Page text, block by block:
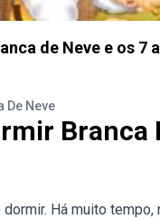
de Neve e os 7
De Neve
Branca
Há muito